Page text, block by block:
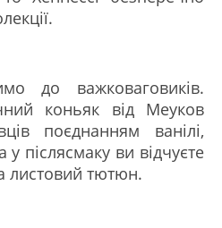
до важковаговиків.
коньяк від Меуков
поєднанням ванілі,
післясмаку ви відчуєте
листовий тютюн.